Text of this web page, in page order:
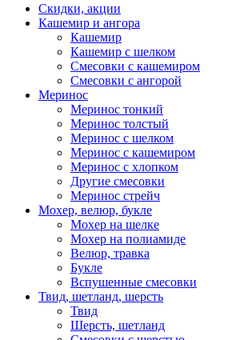
Скидки, акции
Кашемир и ангора
Кашемир
Кашемир с шелком
Смесовки с кашемиром
Смесовки с ангорой
Меринос
Меринос тонкий
Меринос толстый
Меринос с шелком
Меринос с кашемиром
Меринос с хлопком
Другие смесовки
Меринос стрейч
Мохер, велюр, букле
Мохер на шелке
Мохер на полиамиде
Велюр, травка
Букле
Вспушенные смесовки
Твид, шетланд, шерсть
Твид
Шерсть, шетланд